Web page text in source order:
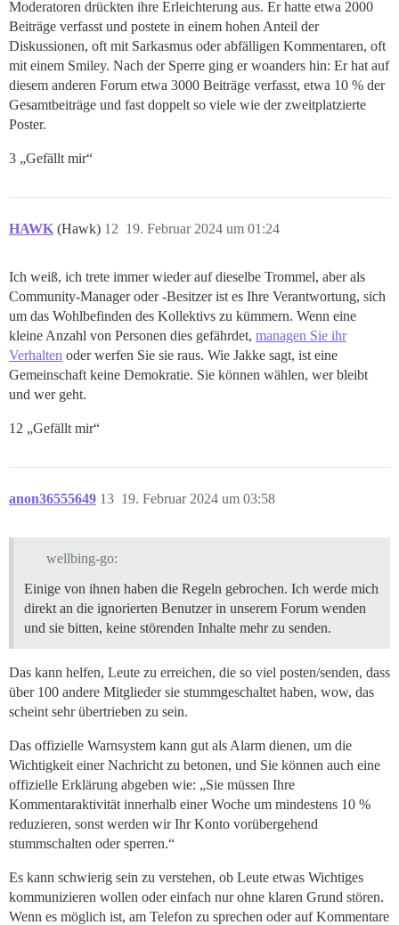
Moderatoren drückten ihre Erleichterung aus. Er hatte etwa 2000
Beiträge verfasst und postete in einem hohen Anteil der
Diskussionen, oft mit Sarkasmus oder abfälligen Kommentaren, oft
mit einem Smiley. Nach der Sperre ging er woanders hin: Er hat auf
diesem anderen Forum etwa 3000 Beiträge verfasst, etwa 10 % der
Gesamtbeiträge und fast doppelt so viele wie der zweitplatzierte
Poster.
3 „Gefällt mir“
HAWK (Hawk) 19. Februar 2024 um 01:24
12
Ich weiß, ich trete immer wieder auf dieselbe Trommel, aber als
Community-Manager oder -Besitzer ist es Ihre Verantwortung, sich
um das Wohlbefinden des Kollektivs zu kümmern. Wenn eine
kleine Anzahl von Personen dies gefährdet, managen Sie ihr
Verhalten oder werfen Sie sie raus. Wie Jakke sagt, ist eine
Gemeinschaft keine Demokratie. Sie können wählen, wer bleibt
und wer geht.
12 „Gefällt mir“
anon36555649 19. Februar 2024 um 03:58
13
wellbing-go:
Einige von ihnen haben die Regeln gebrochen. Ich werde mich
direkt an die ignorierten Benutzer in unserem Forum wenden
und sie bitten, keine störenden Inhalte mehr zu senden.
Das kann helfen, Leute zu erreichen, die so viel posten/senden, dass
über 100 andere Mitglieder sie stummgeschaltet haben, wow, das
scheint sehr übertrieben zu sein.
Das offizielle Warnsystem kann gut als Alarm dienen, um die
Wichtigkeit einer Nachricht zu betonen, und Sie können auch eine
offizielle Erklärung abgeben wie: „Sie müssen Ihre
Kommentaraktivität innerhalb einer Woche um mindestens 10 %
reduzieren, sonst werden wir Ihr Konto vorübergehend
stummschalten oder sperren.“
Es kann schwierig sein zu verstehen, ob Leute etwas Wichtiges
kommunizieren wollen oder einfach nur ohne klaren Grund stören.
Wenn es möglich ist, am Telefon zu sprechen oder auf Kommentare